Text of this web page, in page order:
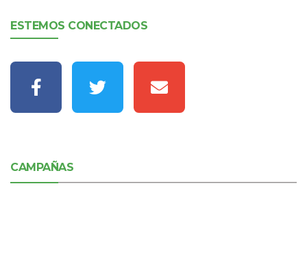
ESTEMOS CONECTADOS
CAMPAÑAS